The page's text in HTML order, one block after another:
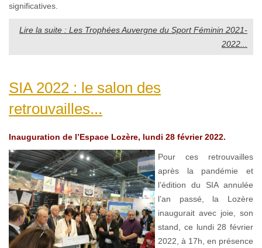
significatives.
Lire la suite : Les Trophées Auvergne du Sport Féminin 2021-
2022...
SIA 2022 : le salon des
retrouvailles...
Inauguration de l’Espace Lozère, lundi 28 février 2022.
Pour ces retrouvailles
après la pandémie et
l’édition du SIA annulée
l’an passé, la Lozère
inaugurait avec joie, son
stand, ce lundi 28 février
2022, à 17h, en présence